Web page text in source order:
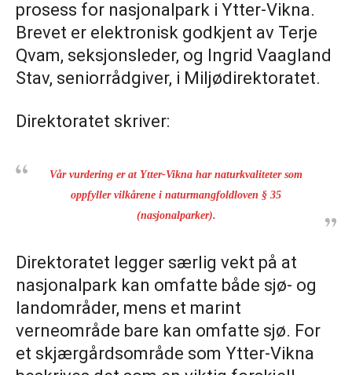
prosess for nasjonalpark i Ytter-Vikna.
Brevet er elektronisk godkjent av Terje
Qvam, seksjonsleder, og Ingrid Vaagland
Stav, seniorrådgiver, i Miljødirektoratet.
Direktoratet skriver:
Vår vurdering er at Ytter-Vikna har naturkvaliteter som
oppfyller vilkårene i naturmangfoldloven § 35
(nasjonalparker).
Direktoratet legger særlig vekt på at
nasjonalpark kan omfatte både sjø- og
landområder, mens et marint
verneområde bare kan omfatte sjø. For
et skjærgårdsområde som Ytter-Vikna